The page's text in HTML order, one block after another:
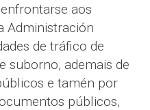
aos
Administración
de tráfico de
suborno, ademais de
e tamén por
públicos,